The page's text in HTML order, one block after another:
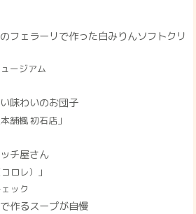
フェラーリで作った白みりんソフトクリ
ージアム
味わいのお団子
舗楓 初石店」
チ屋さん
ロレ）」
ック
作るスープが自慢